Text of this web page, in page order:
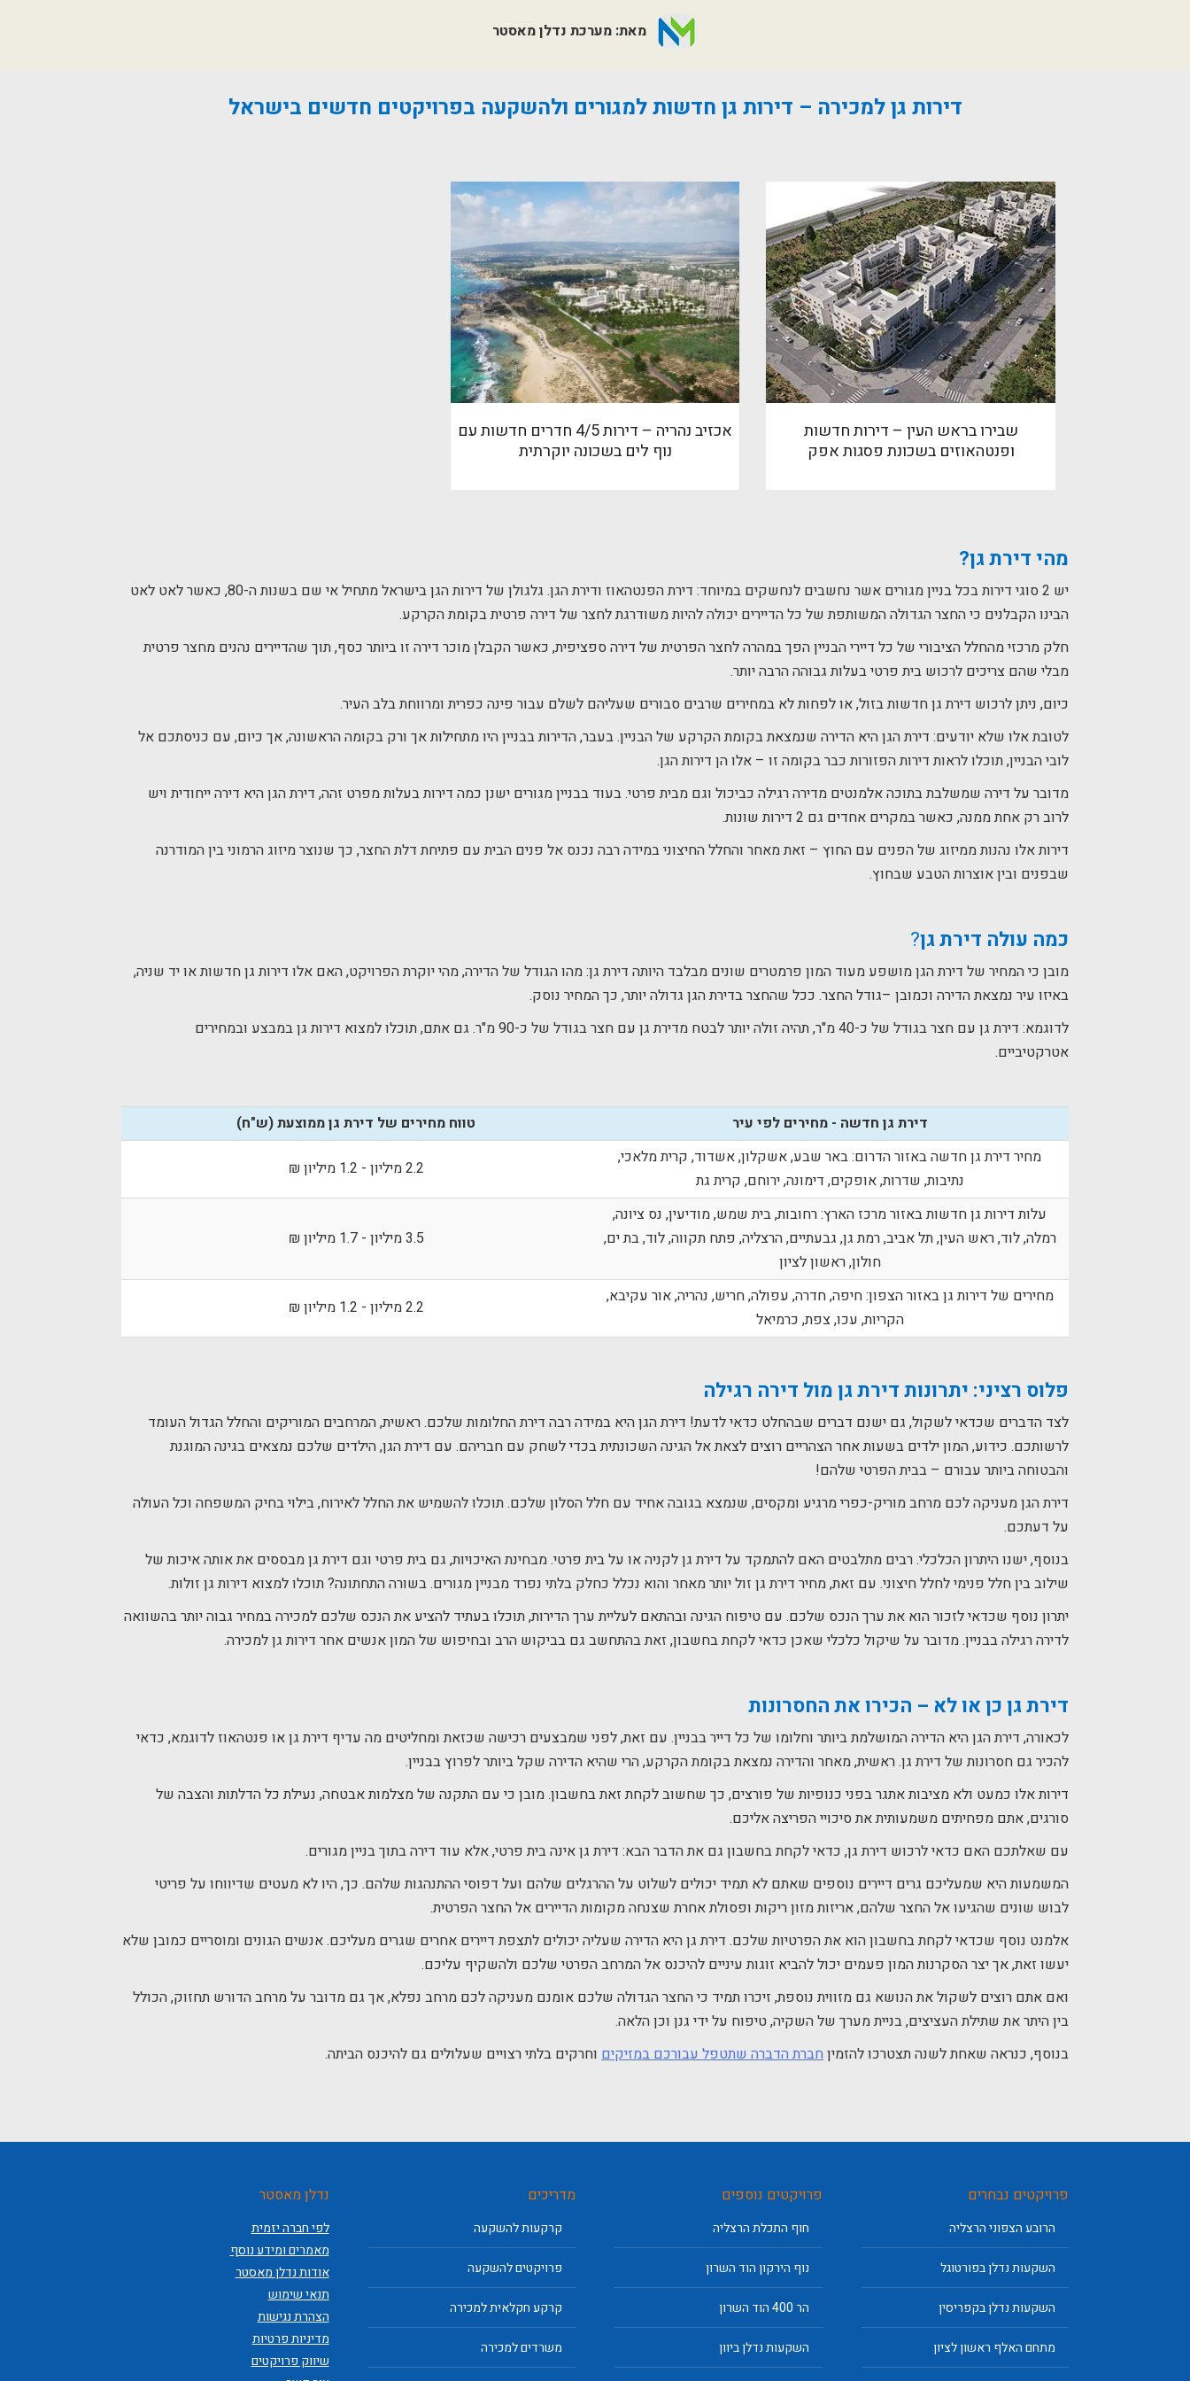
מאת: מערכת נדלן מאסטר
דירות גן למכירה – דירות גן חדשות למגורים ולהשקעה בפרויקטים חדשים בישראל
שבירו בראש העין – דירות חדשות
ופנטהאוזים בשכונת פסגות אפק
אכזיב נהריה – דירות 4/5 חדרים חדשות עם
נוף לים בשכונה יוקרתית
מהי דירת גן?
יש 2 סוגי דירות בכל בניין מגורים אשר נחשבים לנחשקים במיוחד: דירת הפנטהאוז ודירת הגן. גלגולן של דירות הגן בישראל מתחיל אי שם בשנות ה-80, כאשר לאט לאט
הבינו הקבלנים כי החצר הגדולה המשותפת של כל הדיירים יכולה להיות משודרגת לחצר של דירה פרטית בקומת הקרקע.
חלק מרכזי מהחלל הציבורי של כל דיירי הבניין הפך במהרה לחצר הפרטית של דירה ספציפית, כאשר הקבלן מוכר דירה זו ביותר כסף, תוך שהדיירים נהנים מחצר פרטית
מבלי שהם צריכים לרכוש בית פרטי בעלות גבוהה הרבה יותר.
כיום, ניתן לרכוש דירת גן חדשות בזול, או לפחות לא במחירים שרבים סבורים שעליהם לשלם עבור פינה כפרית ומרווחת בלב העיר.
לטובת אלו שלא יודעים: דירת הגן היא הדירה שנמצאת בקומת הקרקע של הבניין. בעבר, הדירות בבניין היו מתחילות אך ורק בקומה הראשונה, אך כיום, עם כניסתכם אל
לובי הבניין, תוכלו לראות דירות הפזורות כבר בקומה זו – אלו הן דירות הגן.
מדובר על דירה שמשלבת בתוכה אלמנטים מדירה רגילה כביכול וגם מבית פרטי. בעוד בבניין מגורים ישנן כמה דירות בעלות מפרט זהה, דירת הגן היא דירה ייחודית ויש
לרוב רק אחת ממנה, כאשר במקרים אחדים גם 2 דירות שונות.
דירות אלו נהנות ממיזוג של הפנים עם החוץ – זאת מאחר והחלל החיצוני במידה רבה נכנס אל פנים הבית עם פתיחת דלת החצר, כך שנוצר מיזוג הרמוני בין המודרנה
שבפנים ובין אוצרות הטבע שבחוץ.
כמה עולה דירת גן?
מובן כי המחיר של דירת הגן מושפע מעוד המון פרמטרים שונים מבלבד היותה דירת גן: מהו הגודל של הדירה, מהי יוקרת הפרויקט, האם אלו דירות גן חדשות או יד שניה,
באיזו עיר נמצאת הדירה וכמובן –גודל החצר. ככל שהחצר בדירת הגן גדולה יותר, כך המחיר נוסק.
לדוגמא: דירת גן עם חצר בגודל של כ-40 מ"ר, תהיה זולה יותר לבטח מדירת גן עם חצר בגודל של כ-90 מ"ר. גם אתם, תוכלו למצוא דירות גן במבצע ובמחירים
אטרקטיביים.
דירת גן חדשה - מחירים לפי עיר
טווח מחירים של דירת גן ממוצעת (ש"ח)
מחיר דירת גן חדשה באזור הדרום: באר שבע, אשקלון, אשדוד, קרית מלאכי,
נתיבות, שדרות, אופקים, דימונה, ירוחם, קרית גת
2.2 מיליון - 1.2 מיליון ₪
עלות דירות גן חדשות באזור מרכז הארץ: רחובות, בית שמש, מודיעין, נס ציונה,
רמלה, לוד, ראש העין, תל אביב, רמת גן, גבעתיים, הרצליה, פתח תקווה, לוד, בת ים,
חולון, ראשון לציון
3.5 מיליון - 1.7 מיליון ₪
מחירים של דירות גן באזור הצפון: חיפה, חדרה, עפולה, חריש, נהריה, אור עקיבא,
הקריות, עכו, צפת, כרמיאל
2.2 מיליון - 1.2 מיליון ₪
פלוס רציני: יתרונות דירת גן מול דירה רגילה
לצד הדברים שכדאי לשקול, גם ישנם דברים שבהחלט כדאי לדעת! דירת הגן היא במידה רבה דירת החלומות שלכם. ראשית, המרחבים המוריקים והחלל הגדול העומד
לרשותכם. כידוע, המון ילדים בשעות אחר הצהריים רוצים לצאת אל הגינה השכונתית בכדי לשחק עם חבריהם. עם דירת הגן, הילדים שלכם נמצאים בגינה המוגנת
והבטוחה ביותר עבורם – בבית הפרטי שלהם!
דירת הגן מעניקה לכם מרחב מוריק-כפרי מרגיע ומקסים, שנמצא בגובה אחיד עם חלל הסלון שלכם. תוכלו להשמיש את החלל לאירוח, בילוי בחיק המשפחה וכל העולה
על דעתכם.
בנוסף, ישנו היתרון הכלכלי. רבים מתלבטים האם להתמקד על דירת גן לקניה או על בית פרטי. מבחינת האיכויות, גם בית פרטי וגם דירת גן מבססים את אותה איכות של
שילוב בין חלל פנימי לחלל חיצוני. עם זאת, מחיר דירת גן זול יותר מאחר והוא נכלל כחלק בלתי נפרד מבניין מגורים. בשורה התחתונה? תוכלו למצוא דירות גן זולות.
יתרון נוסף שכדאי לזכור הוא את ערך הנכס שלכם. עם טיפוח הגינה ובהתאם לעליית ערך הדירות, תוכלו בעתיד להציע את הנכס שלכם למכירה במחיר גבוה יותר בהשוואה
לדירה רגילה בבניין. מדובר על שיקול כלכלי שאכן כדאי לקחת בחשבון, זאת בהתחשב גם בביקוש הרב ובחיפוש של המון אנשים אחר דירות גן למכירה.
דירת גן כן או לא – הכירו את החסרונות
לכאורה, דירת הגן היא הדירה המושלמת ביותר וחלומו של כל דייר בבניין. עם זאת, לפני שמבצעים רכישה שכזאת ומחליטים מה עדיף דירת גן או פנטהאוז לדוגמא, כדאי
להכיר גם חסרונות של דירת גן. ראשית, מאחר והדירה נמצאת בקומת הקרקע, הרי שהיא הדירה שקל ביותר לפרוץ בבניין.
דירות אלו כמעט ולא מציבות אתגר בפני כנופיות של פורצים, כך שחשוב לקחת זאת בחשבון. מובן כי עם התקנה של מצלמות אבטחה, נעילת כל הדלתות והצבה של
סורגים, אתם מפחיתים משמעותית את סיכויי הפריצה אליכם.
עם שאלתכם האם כדאי לרכוש דירת גן, כדאי לקחת בחשבון גם את הדבר הבא: דירת גן אינה בית פרטי, אלא עוד דירה בתוך בניין מגורים.
המשמעות היא שמעליכם גרים דיירים נוספים שאתם לא תמיד יכולים לשלוט על ההרגלים שלהם ועל דפוסי ההתנהגות שלהם. כך, היו לא מעטים שדיווחו על פריטי
לבוש שונים שהגיעו אל החצר שלהם, אריזות מזון ריקות ופסולת אחרת שצנחה מקומות הדיירים אל החצר הפרטית.
אלמנט נוסף שכדאי לקחת בחשבון הוא את הפרטיות שלכם. דירת גן היא הדירה שעליה יכולים לתצפת דיירים אחרים שגרים מעליכם. אנשים הגונים ומוסריים כמובן שלא
יעשו זאת, אך יצר הסקרנות המון פעמים יכול להביא זוגות עיניים להיכנס אל המרחב הפרטי שלכם ולהשקיף עליכם.
ואם אתם רוצים לשקול את הנושא גם מזווית נוספת, זיכרו תמיד כי החצר הגדולה שלכם אומנם מעניקה לכם מרחב נפלא, אך גם מדובר על מרחב הדורש תחזוק, הכולל
בין היתר את שתילת העציצים, בניית מערך של השקיה, טיפוח על ידי גנן וכן הלאה.
בנוסף, כנראה שאחת לשנה תצטרכו להזמיןחברת הדברה שתטפל עבורכם במזיקים וחרקים בלתי רצויים שעלולים גם להיכנס הביתה.
פרויקטים נבחרים
הרובע הצפוני הרצליה
השקעות נדלן בפורטוגל
השקעות נדלן בקפריסין
מתחם האלף ראשון לציון
פרויקטים נוספים
חוף התכלת הרצליה
נוף הירקון הוד השרון
הר 400 הוד השרון
השקעות נדלן ביוון
מדריכים
קרקעות להשקעה
פרויקטים להשקעה
קרקע חקלאית למכירה
משרדים למכירה
נדלן מאסטר
לפי חברה יזמית
מאמרים ומידע נוסף
אודות נדלן מאסטר
תנאי שימוש
הצהרת נגישות
מדיניות פרטיות
שיווק פרויקטים